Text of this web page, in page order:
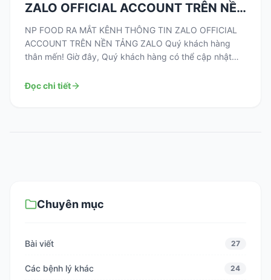
ZALO OFFICIAL ACCOUNT TRÊN NỀN
TẢNG ZALO
NP FOOD RA MẮT KÊNH THÔNG TIN ZALO OFFICIAL
ACCOUNT TRÊN NỀN TẢNG ZALO Quý khách hàng
thân mến! Giờ đây, Quý khách hàng có thể cập nhật
FOOD thông qua kênh Zalo. Đồng thời, Quý khách có
Đọc chi tiết
Chuyên mục
Bài viết 27
Các bệnh lý khác 24